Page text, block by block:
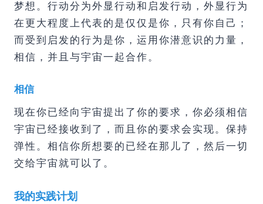
梦想。行动分为外显行动和启发行动，外显行为
在更大程度上代表的是仅仅是你，只有你自己；
而受到启发的行为是你，运用你潜意识的力量，
相信，并且与宇宙一起合作。
相信
现在你已经向宇宙提出了你的要求，你必须相信
宇宙已经接收到了，而且你的要求会实现。保持
弹性。相信你所想要的已经在那儿了，然后一切
交给宇宙就可以了。
我的实践计划